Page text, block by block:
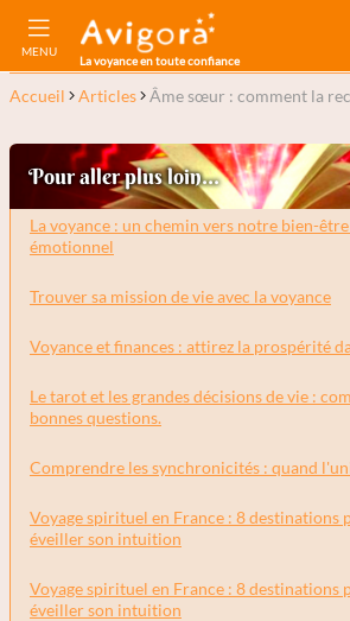
MENU
La voyance en toute confiance
Accueil Articles Âme sœur : comment la
Pour aller plus loin...
La voyance : un chemin vers notre bien-
émotionnel
Trouver sa mission de vie avec la voyance
Voyance et finances : attirez la prospérité
Le tarot et les grandes décisions de vie :
bonnes questions.
Comprendre les synchronicités : quand
Voyage spirituel en France : 8 destinations
éveiller son intuition
Voyage spirituel en France : 8 destinations
éveiller son intuition